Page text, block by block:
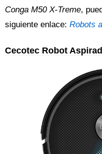
Conga M50 X-Treme,
siguiente enlace: Robots
Cecotec Robot